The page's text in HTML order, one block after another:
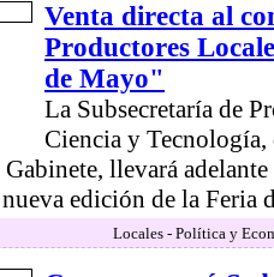
Venta directa al
Productores
de Mayo"
La Subsecretaría de
Ciencia y Tecnología,
Gabinete, llevará
edición de la Feria
Locales - Política y